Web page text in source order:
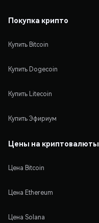
Покупка крипто
Купить Bitcoin
Купить Dogecoin
Купить Litecoin
Купить Эфириум
Цены на криптовалюты
Цена Bitcoin
Цена Ethereum
Цена Solana